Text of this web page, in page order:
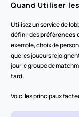
Quand Utiliser
Utilisez un service de
définir des préférences
exemple, choix de
que les joueurs
jour le groupe de
tard.
Voici les principaux